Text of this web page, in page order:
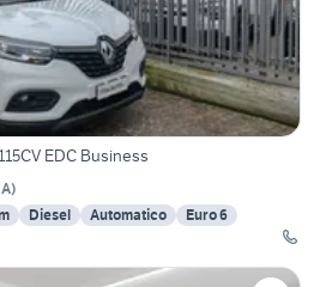
EDC Business
)
Diesel Automatico
Euro 6